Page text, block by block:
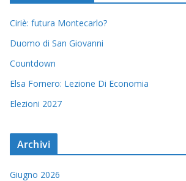
Ciriè: futura Montecarlo?
Duomo di San Giovanni
Countdown
Elsa Fornero: Lezione Di Economia
Elezioni 2027
Archivi
Giugno 2026